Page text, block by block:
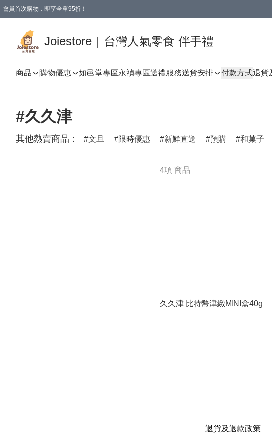
會員首次購物，即享全單95折！
Joiestore｜台灣人氣零食 伴手禮
商品 購物優惠 如邑堂專區永禎專區送禮服務送貨安排 付款方式退貨
#久久津
其他熱賣商品： 文旦 限時優惠 新鮮直送 預購 和菓子
4項 商品
久久津 比特幣津緻MINI盒40g
退貨及退款政策